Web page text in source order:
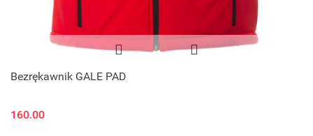
Bezrękawnik GALE PAD
160.00